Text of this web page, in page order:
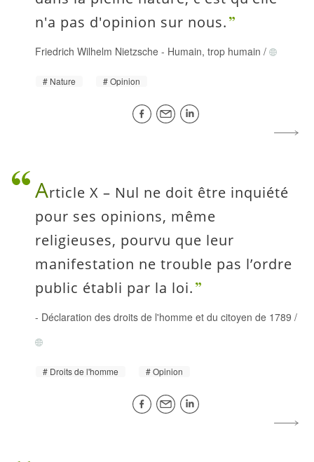
n'a pas d'opinion sur nous.
Friedrich Wilhelm Nietzsche - Humain, trop humain /
Nature Opinion
Article X – Nul ne doit être inquiété
pour ses opinions, même
religieuses, pourvu que leur
manifestation ne trouble pas l’ordre
public établi par la loi.
- Déclaration des droits de l'homme et du citoyen de 1789 /
Droits de l'homme Opinion